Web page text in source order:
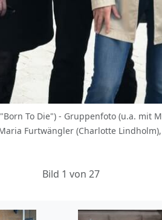
To Die") - Gruppenfoto (u.a. mit
Furtwängler (Charlotte
Bild 1 von 27